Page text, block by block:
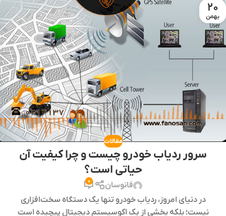
20
بهمن
مقالات
سرور ردیاب خودرو چیست و چرا کیفیت آن
حیاتی است؟
فانوسان 0
در دنیای امروز، ردیاب خودرو تنها یک دستگاه سخت‌افزاری
نیست؛ بلکه بخشی از یک اکوسیستم دیجیتال پیچیده است